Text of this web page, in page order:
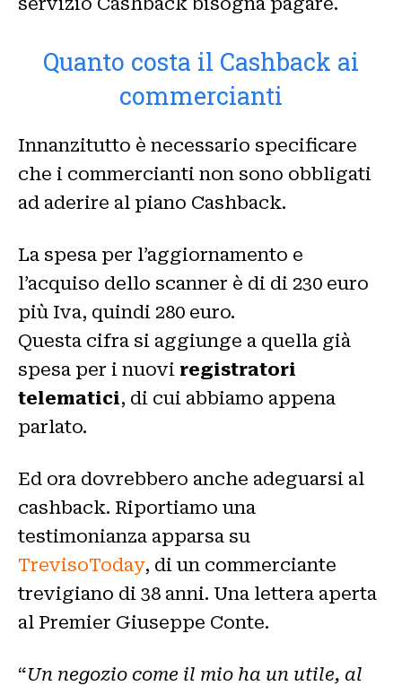
Quanto costa il Cashback ai
commercianti
Innanzitutto è necessario specificare
che i commercianti non sono obbligati
ad aderire al piano Cashback.
La spesa per l’aggiornamento e
l’acquiso dello scanner è di di 230 euro
più Iva, quindi 280 euro.
Questa cifra si aggiunge a quella già
spesa per i nuovi registratori
telematici, di cui abbiamo appena
parlato.
Ed ora dovrebbero anche adeguarsi al
cashback. Riportiamo una
testimonianza apparsa su
TrevisoToday, di un commerciante
trevigiano di 38 anni. Una lettera aperta
al Premier Giuseppe Conte.
“Un negozio come il mio ha un utile, al